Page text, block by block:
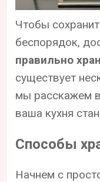
Чтобы
беспорядок,
правильно
существует
мы расскажем в
ваша кухня
Способы
Начнем с